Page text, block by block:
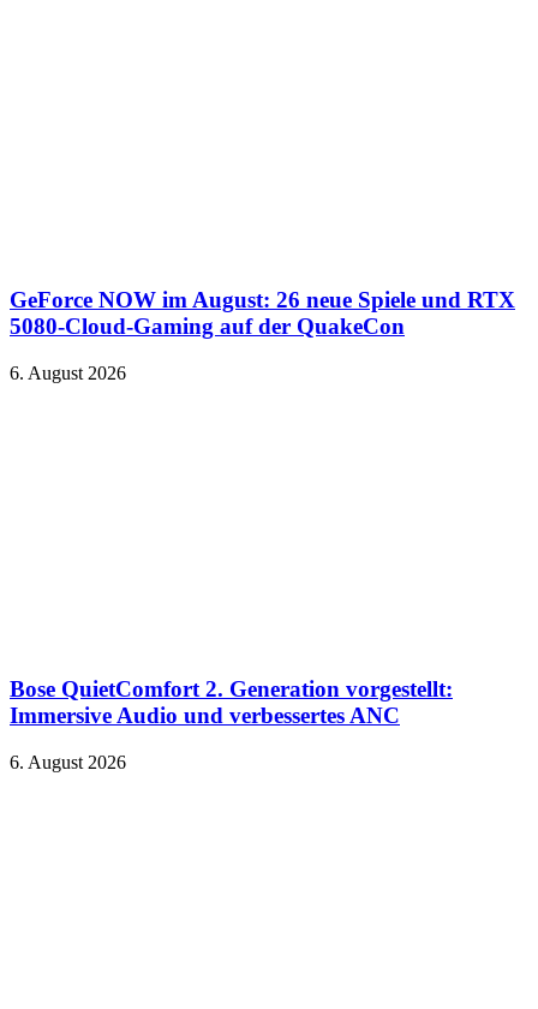
GeForce NOW im August: 26 neue Spiele und RTX
5080-Cloud-Gaming auf der QuakeCon
6. August 2026
Bose QuietComfort 2. Generation vorgestellt:
Immersive Audio und verbessertes ANC
6. August 2026